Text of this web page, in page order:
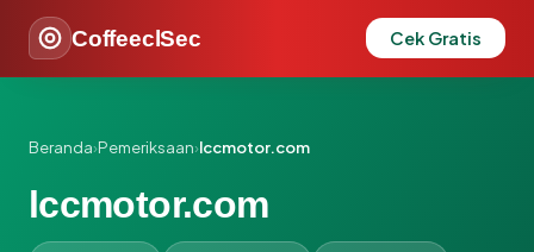
CoffeeclSec Cek Gratis
Beranda›Pemeriksaan›lccmotor.com
lccmotor.com